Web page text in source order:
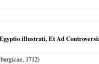
illustrati, Et Ad
, 1712)